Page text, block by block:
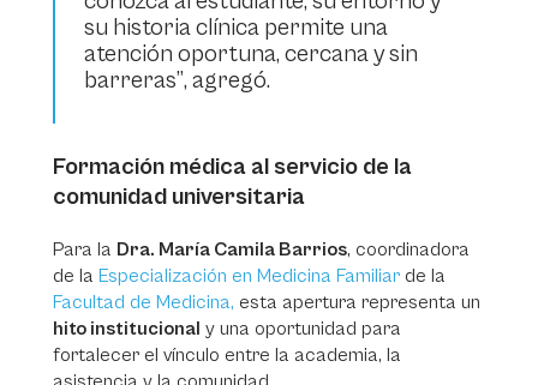
su historia clínica permite una
atención oportuna, cercana y sin
barreras”, agregó.
Formación médica al servicio de la
comunidad universitaria
Para la Dra. María Camila Barrios, coordinadora
de la Especialización en Medicina Familiar de la
Facultad de Medicina, esta apertura representa un
hito institucional y una oportunidad para
fortalecer el vínculo entre la academia, la